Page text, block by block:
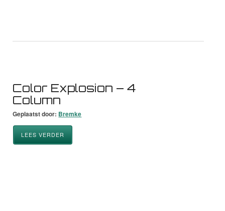
Color Explosion – 4
Column
Geplaatst door: Bremke
LEES VERDER